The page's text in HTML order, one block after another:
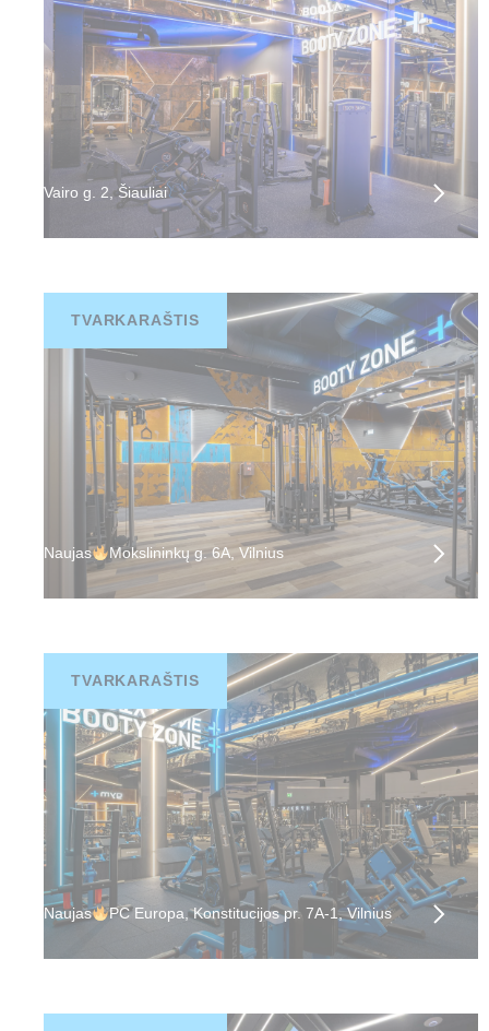
Vairo g. 2, Šiauliai
TVARKARAŠTIS
Naujas Mokslininkų g. 6A, Vilnius
TVARKARAŠTIS
Naujas PC Europa, Konstitucijos pr. 7A-1, Vilnius